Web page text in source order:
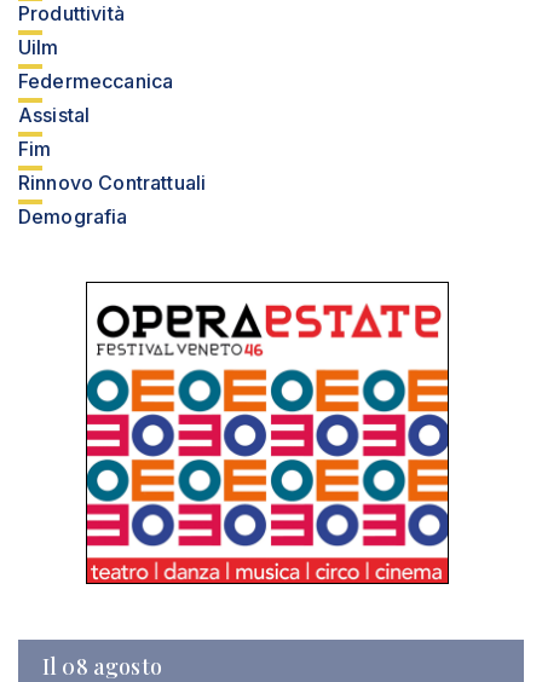
Produttività
Uilm
Federmeccanica
Assistal
Fim
Rinnovo Contrattuali
Demografia
Il 08 agosto